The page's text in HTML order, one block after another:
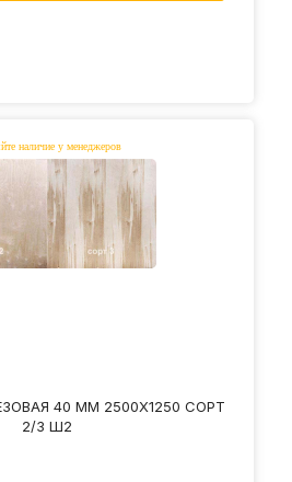
40 ММ 2500Х1250 СОРТ
2/3 Ш2